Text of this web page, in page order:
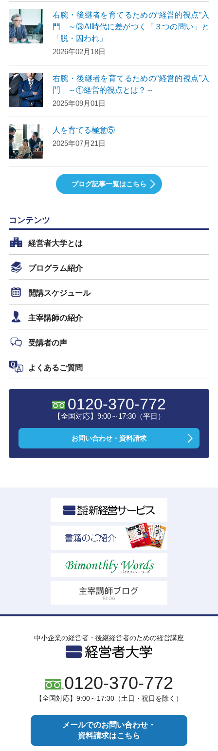
右腕・後継者を育てるための“経営的視点”入
門 ～③AI時代に差がつく「３つの問い」と
「脱・囚われ」
2026年02月18日
右腕・後継者を育てるための“経営的視点”入
門 ～①経営的視点とは？～
2025年09月01日
人を育てる極意⑤
2025年07月21日
ブログ記事一覧はこちら
コンテンツ
経営者大学とは
プログラム紹介
開講スケジュール
主宰講師の紹介
受講者の声
よくあるご質問
0120-370-772
【全国対応】9:00～17:30（平日）
お問い合わせ・資料請求
中小企業の経営者・後継経営者のための経営講座
0120-370-772
【全国対応】9:00～17:30（土日・祝日を除く）
メールでのお問い合わせ・
資料請求はこちら